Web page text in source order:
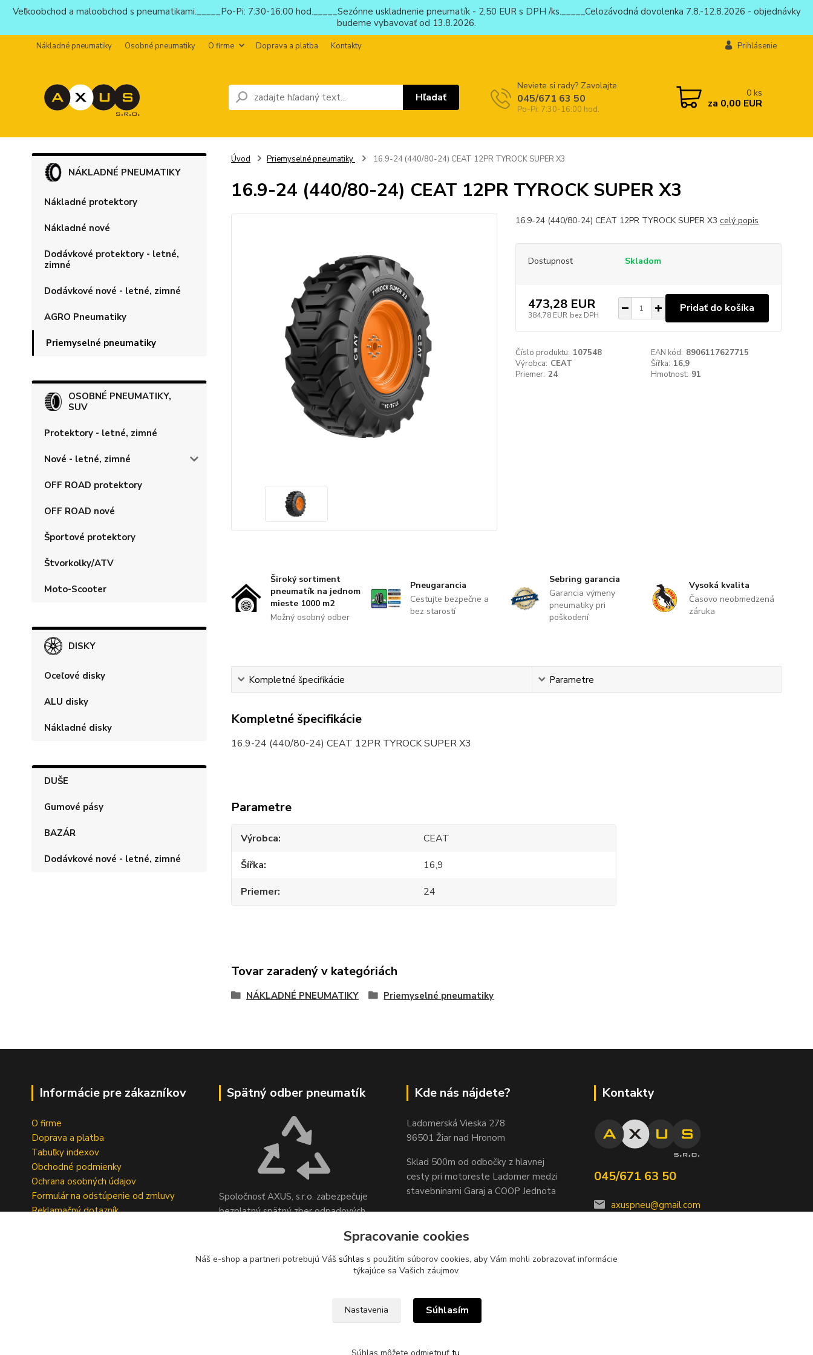
Veľkoobchod a maloobchod s pneumatikami._____Po-Pi: 7:30-16:00 hod._____Sezónne uskladnenie pneumatík - 2,50 EUR s DPH /ks._____Celozávodná dovolenka 7.8.-12.8.2026 - objednávky
budeme vybavovať od 13.8.2026.
Nákladné pneumatiky Osobné pneumatiky O firme Doprava a platba Kontakty Prihlásenie
Hľadať
Neviete si rady? Zavolajte.
045/671 63 50
Po-Pi: 7:30-16:00 hod.
0 ks
za 0,00 EUR
NÁKLADNÉ PNEUMATIKY
Nákladné protektory
Nákladné nové
Dodávkové protektory - letné,
zimné
Dodávkové nové - letné, zimné
AGRO Pneumatiky
Priemyselné pneumatiky
OSOBNÉ PNEUMATIKY,
SUV
Protektory - letné, zimné
Nové - letné, zimné
OFF ROAD protektory
OFF ROAD nové
Športové protektory
Štvorkolky/ATV
Moto-Scooter
DISKY
Oceľové disky
ALU disky
Nákladné disky
DUŠE
Gumové pásy
BAZÁR
Dodávkové nové - letné, zimné
Úvod Priemyselné pneumatiky 16.9-24 (440/80-24) CEAT 12PR TYROCK SUPER X3
16.9-24 (440/80-24) CEAT 12PR TYROCK SUPER X3
16.9-24 (440/80-24) CEAT 12PR TYROCK SUPER X3 celý popis
Dostupnosť Skladom
473,28 EUR
384,78 EUR bez DPH
Pridať do košíka
Číslo produktu: 107548 EAN kód: 8906117627715
Výrobca: CEAT Šířka: 16,9
Priemer: 24 Hmotnost: 91
Široký sortiment
pneumatík na jednom
mieste 1000 m2
Možný osobný odber
Pneugarancia
Cestujte bezpečne a
bez starostí
Sebring garancia
Garancia výmeny
pneumatiky pri
poškodení
Vysoká kvalita
Časovo neobmedzená
záruka
Kompletné špecifikácie Parametre
Kompletné špecifikácie
16.9-24 (440/80-24) CEAT 12PR TYROCK SUPER X3
Parametre
Výrobca
CEAT
Šířka
16,9
Priemer
24
Tovar zaradený v kategóriách
NÁKLADNÉ PNEUMATIKY Priemyselné pneumatiky
Informácie pre zákazníkov
O firme
Doprava a platba
Tabuľky indexov
Obchodné podmienky
Ochrana osobných údajov
Formulár na odstúpenie od zmluvy
Reklamačný dotazník
Spätný odber pneumatík
Spoločnosť AXUS, s.r.o. zabezpečuje
bezplatný spätný zber odpadových
Geromettova 78, 96621 Lovča.
Kde nás nájdete?
Ladomerská Vieska 278
96501 Žiar nad Hronom
Sklad 500m od odbočky z hlavnej
cesty pri motoreste Ladomer medzi
stavebninami Garaj a COOP Jednota
Kontakty
045/671 63 50
axuspneu@gmail.com
Spracovanie cookies
Náš e-shop a partneri potrebujú Váš súhlas s použitím súborov cookies, aby Vám mohli zobrazovať informácie
týkajúce sa Vašich záujmov.
Nastavenia Súhlasím